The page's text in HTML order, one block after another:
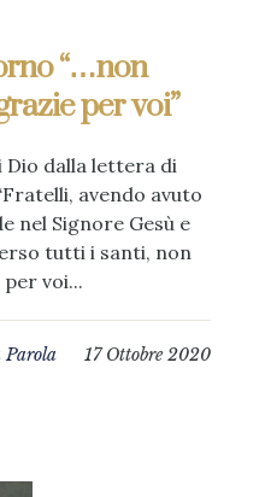
“…non
per voi”
Dio dalla lettera di
avendo avuto
nel Signore Gesù e
tutti i santi, non
voi...
17 Ottobre 2020
Parola